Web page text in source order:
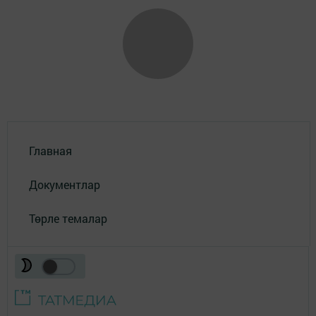
Главная
Документлар
Төрле темалар